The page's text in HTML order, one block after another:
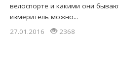
велоспорте и какими они
измеритель можно...
27.01.2016
2368